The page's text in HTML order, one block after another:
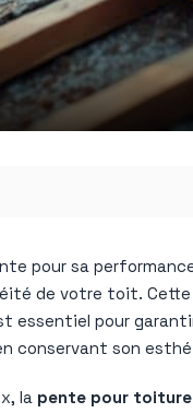
pour sa
de votre toit.
pour
conservant son
la pente pour